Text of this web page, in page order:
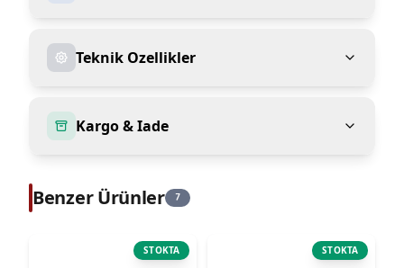
Teknik Ozellikler
Kargo & Iade
Benzer Ürünler 7
STOKTA STOKTA